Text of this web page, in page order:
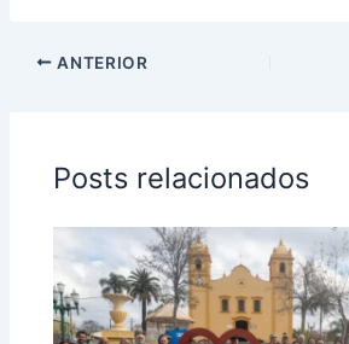
ANTERIOR
Posts relacionados